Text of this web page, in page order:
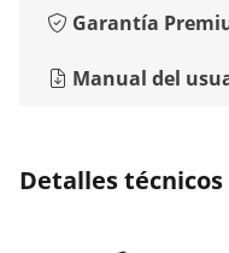
Garantía
Manual del
Detalles técnicos